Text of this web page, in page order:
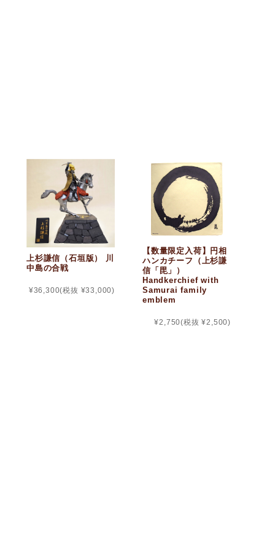
上杉謙信（石垣版） 川
中島の合戦
¥36,300(税抜 ¥33,000)
【数量限定入荷】円相
ハンカチーフ（上杉謙
信「毘」）
Handkerchief with
Samurai family
emblem
¥2,750(税抜 ¥2,500)